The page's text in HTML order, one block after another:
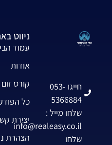
חייגו 053-
5366884
שלחו מייל :
info@realeasy.co.il
שלחו
ניווט
עמוד
אודות
קורס
כל
יצירת
הצהרת